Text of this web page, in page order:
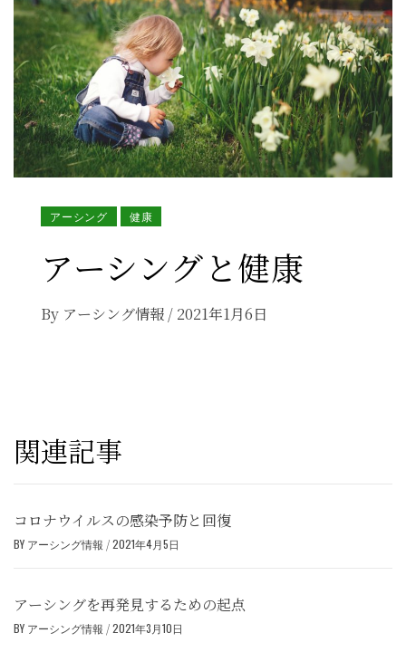
アーシング 健康
アーシングと健康
By アーシング情報 / 2021年1月6日
関連記事
コロナウイルスの感染予防と回復
BY アーシング情報 /2021年4月5日
アーシングを再発見するための起点
BY アーシング情報 /2021年3月10日